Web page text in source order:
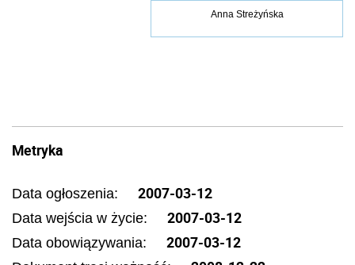
Anna Streżyńska
Metryka
Data ogłoszenia: 2007-03-12
Data wejścia w życie: 2007-03-12
Data obowiązywania: 2007-03-12